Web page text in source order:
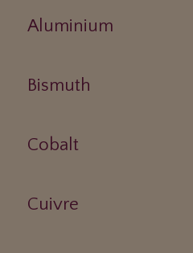
Aluminium
Bismuth
Cobalt
Cuivre